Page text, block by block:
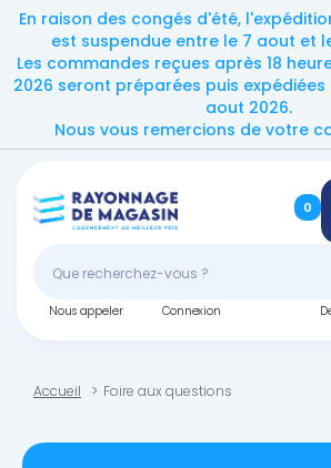
En raison des congés d'été,
est suspendue entre le 7 aout et
Les commandes reçues après 18
2026 seront préparées puis
aout 2026.
Nous vous remercions de votre
0
Nous appeler Connexion
Accueil Foire aux questions